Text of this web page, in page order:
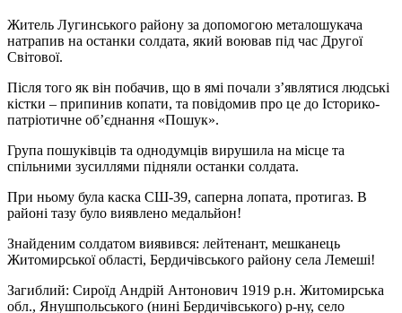
Житель Лугинського району за допомогою металошукача
натрапив на останки солдата, який воював під час Другої
Світової.
Після того як він побачив, що в ямі почали з’являтися людські
кістки – припинив копати, та повідомив про це до Історико-
патріотичне об’єднання «Пошук».
Група пошуківців та однодумців вирушила на місце та
спільними зусиллями підняли останки солдата.
При ньому була каска СШ-39, саперна лопата, протигаз. В
районі тазу було виявлено медальйон!
Знайденим солдатом виявився: лейтенант, мешканець
Житомирської області, Бердичівського району села Лемеші!
Загиблий: Сироїд Андрій Антонович 1919 р.н. Житомирська
обл., Янушпольського (нині Бердичівського) р-ну, село